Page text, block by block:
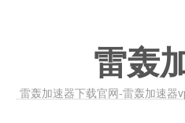
雷轰
雷轰加速器下载官网-雷轰加速器